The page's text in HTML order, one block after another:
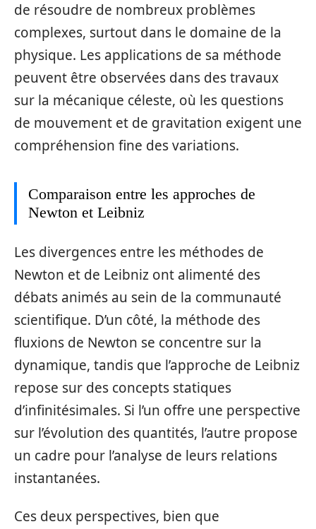
de résoudre de nombreux problèmes
complexes, surtout dans le domaine de la
physique. Les applications de sa méthode
peuvent être observées dans des travaux
sur la mécanique céleste, où les questions
de mouvement et de gravitation exigent une
compréhension fine des variations.
Comparaison entre les approches de
Newton et Leibniz
Les divergences entre les méthodes de
Newton et de Leibniz ont alimenté des
débats animés au sein de la communauté
scientifique. D’un côté, la méthode des
fluxions de Newton se concentre sur la
dynamique, tandis que l’approche de Leibniz
repose sur des concepts statiques
d’infinitésimales. Si l’un offre une perspective
sur l’évolution des quantités, l’autre propose
un cadre pour l’analyse de leurs relations
instantanées.
Ces deux perspectives, bien que